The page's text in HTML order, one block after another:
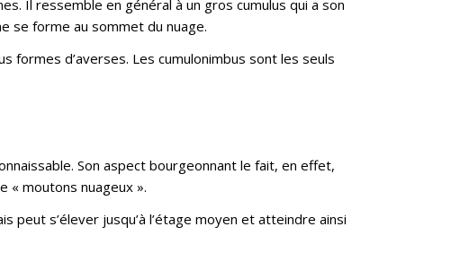
Il ressemble en général à un gros cumulus qui a son
se forme au sommet du nuage.
formes d’averses. Les cumulonimbus sont les seuls
Son aspect bourgeonnant le fait, en effet,
« moutons nuageux ».
peut s’élever jusqu’à l’étage moyen et atteindre ainsi